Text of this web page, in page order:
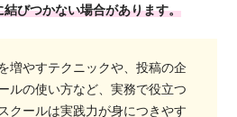
びつかない場合があります。
増やすテクニックや、投稿の企
ルの使い方など、実務で役立つ
クールは実践力が身につきやす